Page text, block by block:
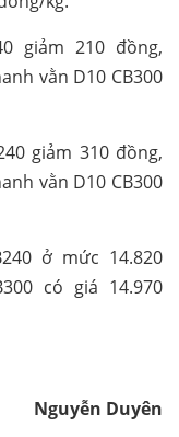
giảm 210 đồng,
vằn D10 CB300
giảm 310 đồng,
vằn D10 CB300
ở mức 14.820
có giá 14.970
Nguyễn Duyên